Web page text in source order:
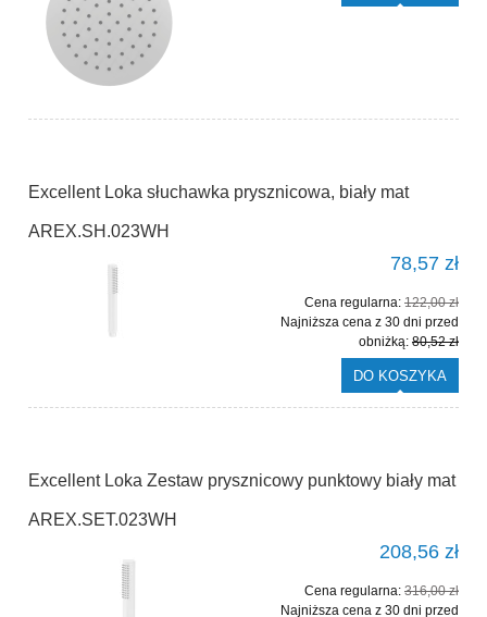
Excellent Loka słuchawka prysznicowa, biały mat
AREX.SH.023WH
78,57 zł
Cena regularna: 122,00 zł
Najniższa cena z 30 dni przed
obniżką: 80,52 zł
DO KOSZYKA
Excellent Loka Zestaw prysznicowy punktowy biały mat
AREX.SET.023WH
208,56 zł
Cena regularna: 316,00 zł
Najniższa cena z 30 dni przed